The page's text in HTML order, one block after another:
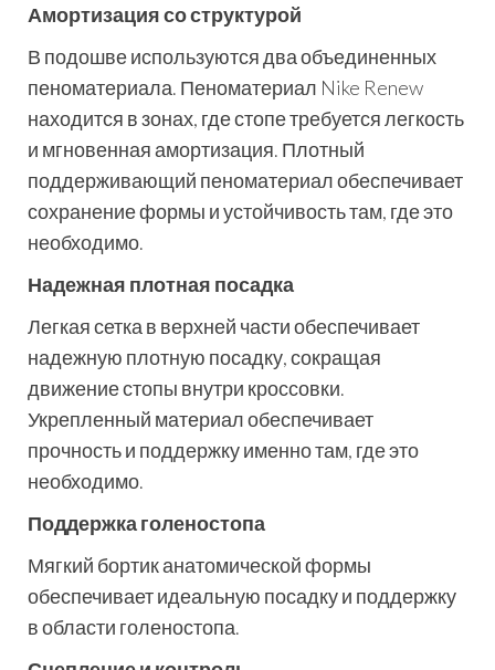
Амортизация со структурой
В подошве используются два объединенных
пеноматериала. Пеноматериал Nike Renew
находится в зонах, где стопе требуется легкость
и мгновенная амортизация. Плотный
поддерживающий пеноматериал обеспечивает
сохранение формы и устойчивость там, где это
необходимо.
Надежная плотная посадка
Легкая сетка в верхней части обеспечивает
надежную плотную посадку, сокращая
движение стопы внутри кроссовки.
Укрепленный материал обеспечивает
прочность и поддержку именно там, где это
необходимо.
Поддержка голеностопа
Мягкий бортик анатомической формы
обеспечивает идеальную посадку и поддержку
в области голеностопа.